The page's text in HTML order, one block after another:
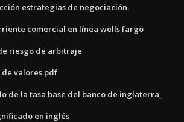
estrategias de negociación.
comercial en línea wells fargo
riesgo de arbitraje
valores pdf
de la tasa base del banco de inglaterra_
en inglés